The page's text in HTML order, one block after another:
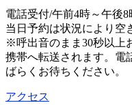
電話受付/午前4時～午後8
当日予約は状況により空
※呼出音のまま30秒以上
携帯へ転送されます。電
ばらくお待ちください。
アクセス